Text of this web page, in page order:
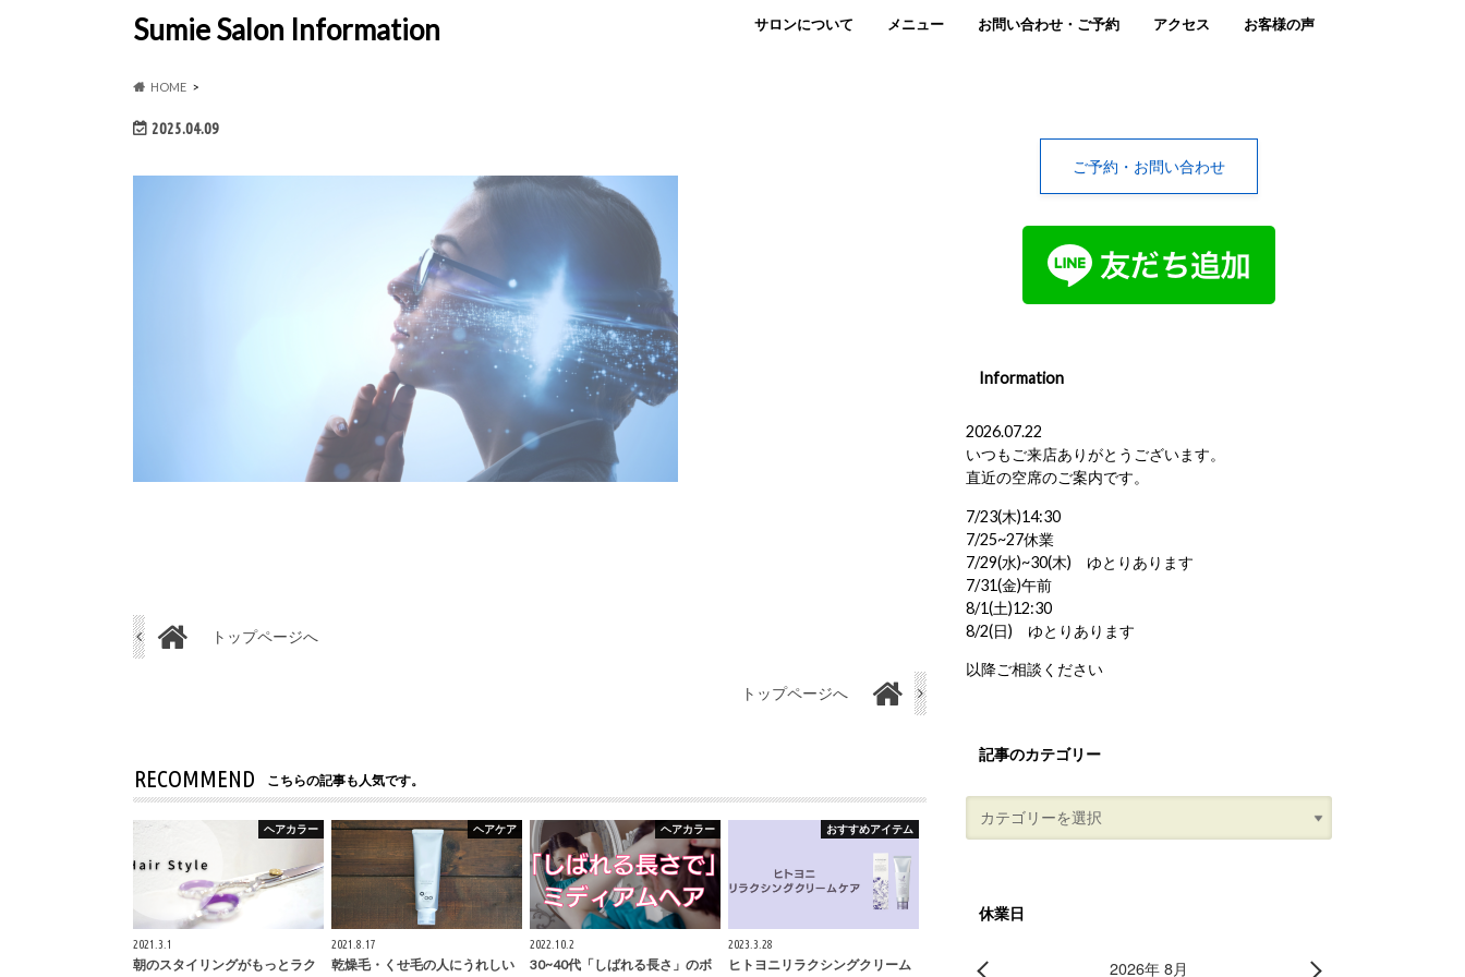
Sumie Salon Information サロンについて メニュー お問い合わせ・ご予約 アクセス お客様の声
HOME
2025.04.09
トップページへ
トップページへ
RECOMMEND こちらの記事も人気です。
ヘアカラー
2021.3.1
朝のスタイリングがもっとラク
ヘアケア
2021.8.17
乾燥毛・くせ毛の人にうれしい
ヘアカラー
2022.10.2
30~40代「しばれる長さ」のボ
おすすめアイテム
2023.3.28
ヒトヨニリラクシングクリーム
ご予約・お問い合わせ
Information
2026.07.22
いつもご来店ありがとうございます。
直近の空席のご案内です。
7/23(木)14:30
7/25~27休業
7/29(水)~30(木) ゆとりあります
7/31(金)午前
8/1(土)12:30
8/2(日) ゆとりあります
以降ご相談ください
記事のカテゴリー
休業日
2026年 8月